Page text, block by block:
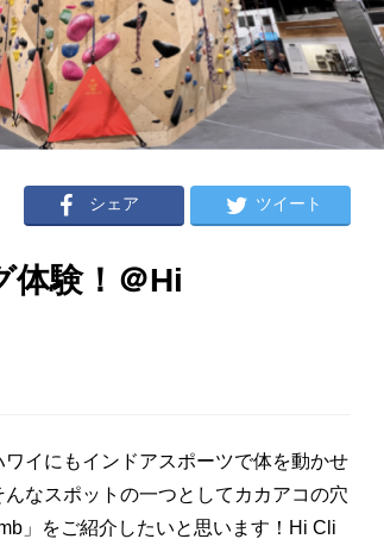
シェア ツイート
体験！＠Hi
イにもインドアスポーツで体を動かせ
なスポットの一つとしてカカアコの穴
」をご紹介したいと思います！Hi Cli